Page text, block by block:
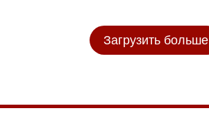
Загрузить больше